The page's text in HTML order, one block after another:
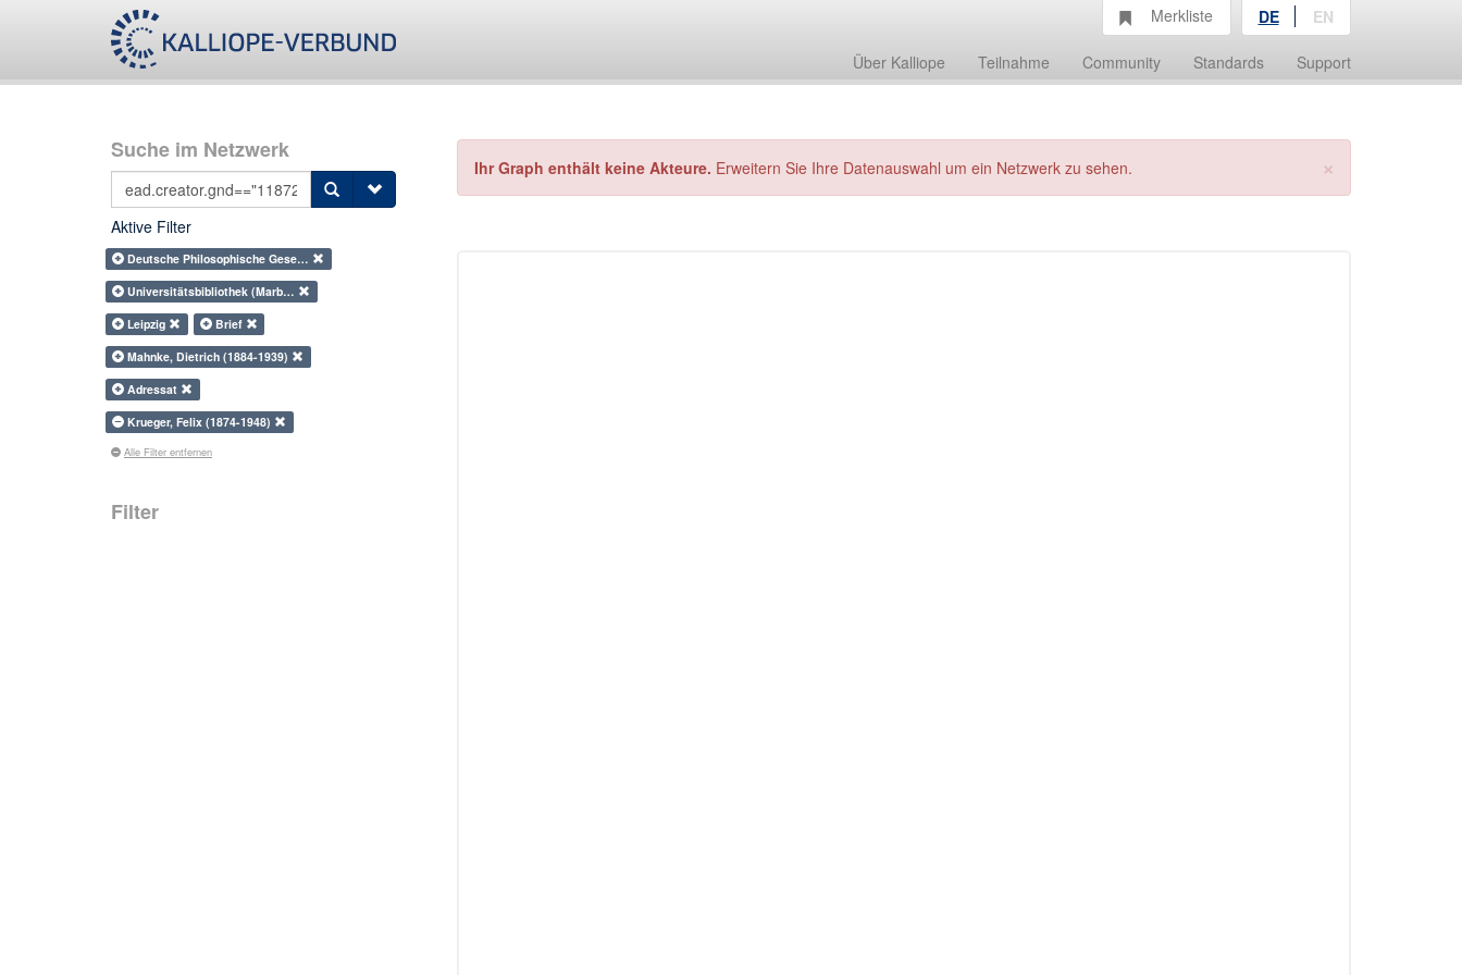
Über Kalliope Teilnahme Community Standards Support
Merkliste DE EN
Suche im Netzwerk
Aktive Filter
Deutsche Philosophische Gese…
Universitätsbibliothek (Marb…
Leipzig
Brief
Mahnke, Dietrich (1884-1939)
Adressat
Krueger, Felix (1874-1948)
Alle Filter entfernen
Filter
×
Ihr Graph enthält keine Akteure. Erweitern Sie Ihre Datenauswahl um ein Netzwerk zu sehen.